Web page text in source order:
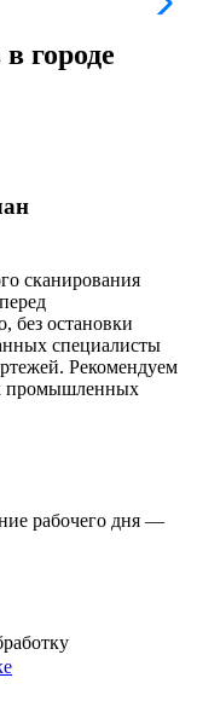
городе
сканирования
без остановки
специалисты
Рекомендуем
промышленных
рабочего дня —